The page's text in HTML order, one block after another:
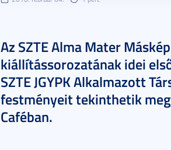
Az SZTE Alma Mater
kiállítássorozatának idei
SZTE JGYPK Alkalmazott
festményeit tekinthetik
Caféban.